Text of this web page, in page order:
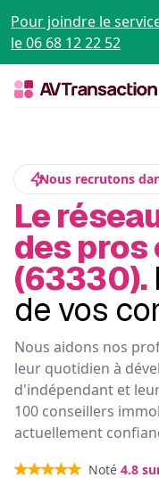
Pour joindre le
le 06 68 12 22 52
Nous recrutons
Le
des pros
(63330).
de vos
Nous aidons nos
leur quotidien à
d'indépendant et
100 conseillers
actuellement
Noté 4.8